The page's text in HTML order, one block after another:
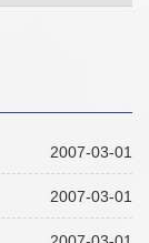
2007-03-01
2007-03-01